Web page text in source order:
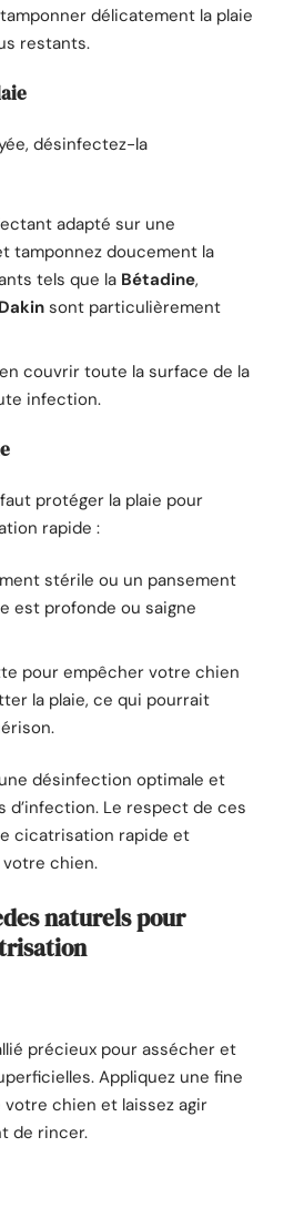
délicatement la plaie
restants.
désinfectez-la
adapté sur une
tamponnez doucement la
tels que la Bétadine,
Dakin sont particulièrement
couvrir toute la surface de la
infection.
protéger la plaie pour
rapide :
stérile ou un pansement
est profonde ou saigne
pour empêcher votre chien
la plaie, ce qui pourrait
désinfection optimale et
d’infection. Le respect de ces
cicatrisation rapide et
votre chien.
naturels pour
précieux pour assécher et
Appliquez une fine
chien et laissez agir
de rincer.